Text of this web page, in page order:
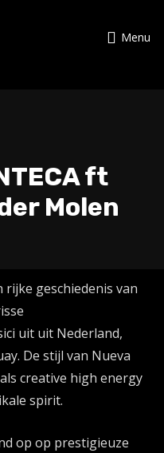
Menu
ft
Molen
rijke geschiedenis van
uit uit Nederland,
De stijl van Nueva
creative high energy
spirit.
op op prestigieuze